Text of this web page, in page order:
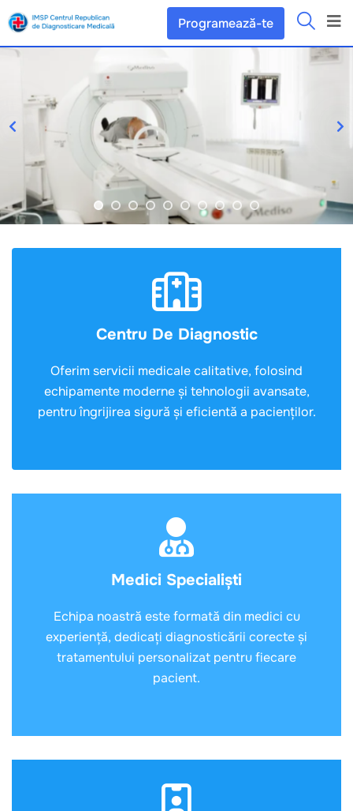
Programează-te
Centru De Diagnostic
Oferim servicii medicale calitative, folosind
echipamente moderne și tehnologii avansate,
pentru îngrijirea sigură și eficientă a pacienților.
Medici Specialiști
Echipa noastră este formată din medici cu
experiență, dedicați diagnosticării corecte și
tratamentului personalizat pentru fiecare
pacient.